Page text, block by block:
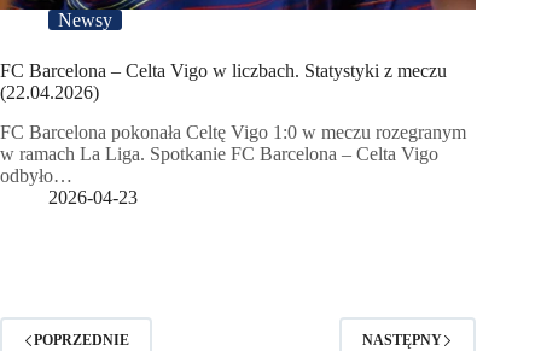
Newsy
FC Barcelona – Celta Vigo w liczbach. Statystyki z meczu
(22.04.2026)
FC Barcelona pokonała Celtę Vigo 1:0 w meczu rozegranym
w ramach La Liga. Spotkanie FC Barcelona – Celta Vigo
odbyło…
2026-04-23
POPRZEDNIE NASTĘPNY